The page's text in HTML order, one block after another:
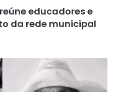
educadores e
da rede municipal